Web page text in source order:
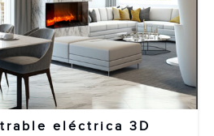
eléctrica 3D